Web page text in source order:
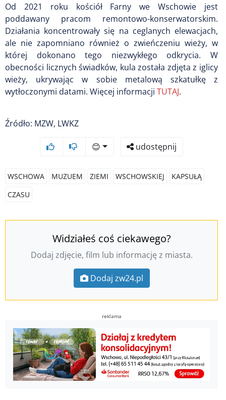
Od 2021 roku kościół Farny we Wschowie jest
poddawany pracom remontowo-konserwatorskim.
Działania koncentrowały się na ceglanych elewacjach,
ale nie zapomniano również o zwieńczeniu wieży, w
której dokonano tego niezwykłego odkrycia. W
obecności licznych świadków, kula została zdjęta z iglicy
wieży, ukrywając w sobie metalową szkatułkę z
wytłoczonymi datami. Więcej informacji TUTAJ.
Źródło: MZW, LWKZ
😊 udostępnij
WSCHOWA MUZUEM ZIEMI WSCHOWSKIEJ
KAPSUŁĄ
CZASU
Widziałeś coś ciekawego?
Dodaj zdjęcie, film lub informację z miasta.
Dodaj zw24.pl
reklama